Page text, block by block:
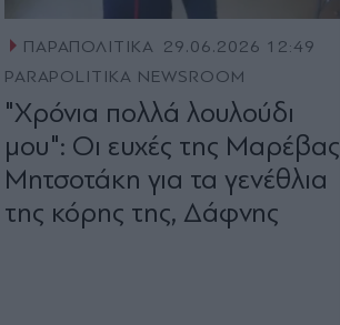
ΠΑΡΑΠΟΛΙΤΙΚΑ 29.06.2026 12:49
PARAPOLITIKA NEWSROOM
"Χρόνια πολλά λουλούδι
μου": Οι ευχές της Μαρέβας
Μητσοτάκη για τα γενέθλια
της κόρης της, Δάφνης